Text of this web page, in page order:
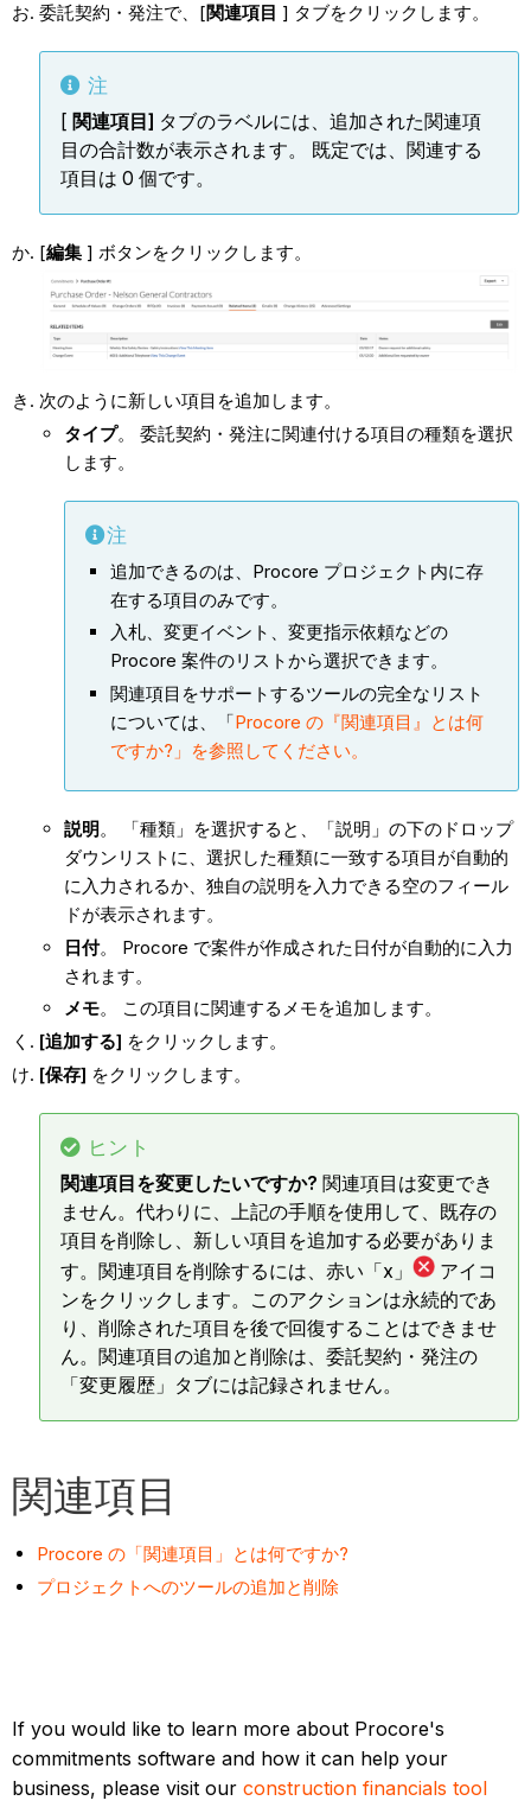
委託契約・発注で、[関連項目 ] タブをクリックします。
注
[ 関連項目] タブのラベルには、追加された関連項
目の合計数が表示されます。 既定では、関連する
項目は 0 個です。
[編集 ] ボタンをクリックします。
次のように新しい項目を追加します。
タイプ。 委託契約・発注に関連付ける項目の種類を選択
します。
注
追加できるのは、Procore プロジェクト内に存
在する項目のみです。
入札、変更イベント、変更指示依頼などの
Procore 案件のリストから選択できます。
関連項目をサポートするツールの完全なリスト
については、「Procore の『関連項目』とは何
ですか?」を参照してください。
説明。 「種類」を選択すると、「説明」の下のドロップ
ダウンリストに、選択した種類に一致する項目が自動的
に入力されるか、独自の説明を入力できる空のフィール
ドが表示されます。
日付。 Procore で案件が作成された日付が自動的に入力
されます。
メモ。 この項目に関連するメモを追加します。
[追加する] をクリックします。
[保存] をクリックします。
ヒント
関連項目を変更したいですか? 関連項目は変更でき
ません。代わりに、上記の手順を使用して、既存の
項目を削除し、新しい項目を追加する必要がありま
す。関連項目を削除するには、赤い「x」
アイコ
ンをクリックします。このアクションは永続的であ
り、削除された項目を後で回復することはできませ
ん。関連項目の追加と削除は、委託契約・発注の
「変更履歴」タブには記録されません。
関連項目
Procore の「関連項目」とは何ですか?
プロジェクトへのツールの追加と削除
If you would like to learn more about Procore's
commitments software and how it can help your
business, please visit ourconstruction financials tool